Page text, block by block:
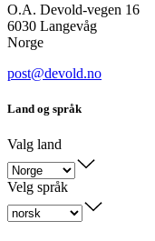
O.A. Devold-vegen 16
6030 Langevåg
Norge
post@devold.no
Land og språk
Valg land
Velg språk